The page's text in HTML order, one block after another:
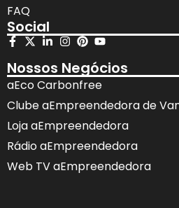
FAQ
Social
Nossos Negócios
aEco Carbonfree
Clube aEmpreendedora de
Loja aEmpreendedora
Rádio aEmpreendedora
Web TV aEmpreendedora